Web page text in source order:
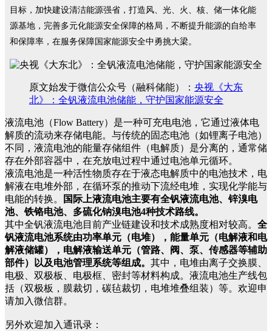
目标，加快建设清洁能源强省，打造风、光、火、核、储一体化能
源基地，完善多元化能源安全保障的格局，不断提升能源的自给率
和保障率，在服务保障国家能源安全中勇挑大梁。
原文始发于微信公众号（融科储能）： 央视《大东
北》：全钒液流电池储能，守护国家能源安全
液流电池（Flow Battery）是一种可充电电池，它通过液体电
解质的流动来存储电能。与传统的固态电池（如锂离子电池）
不同，液流电池的能量存储组件（电解质）是分离的，通常储
存在外部容器中，在充放电过程中通过电池单元循环。
液流电池是一种活性物质存在于液态电解质中的电池技术，电
解液在电堆外部，在循环泵的推动下流经电堆，实现化学能与
电能的转换。
国际上液流电池主要有全钒液流电池、锌溴电
池、铁铬电池、多硫化钠溴电池4种技术路线。
其中全钒液流电池目前产业链建设和技术成熟度相对较高。 全
钒液流电池系统由功率单元（电堆），能量单元（电解液和电
解液储罐），电解液输送单元（管路、阀、泵、传感器等辅助
部件）以及电池管理系统等组成。 其中，电堆由离子交换膜、
电极、双极板、电极框、密封等材料构成。液流电池生产线包
括（双极板，膜裁切，碳毡裁切，电堆堆叠组装）等。欢迎申
请加入微信群。
另外欢迎加入通讯录：